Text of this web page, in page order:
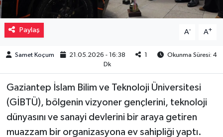
Paylaş A- A+
Samet Koçum 21.05.2026 - 16:38 1
Okunma Süresi: 4
Dk
Gaziantep İslam Bilim ve Teknoloji Üniversitesi
(GİBTÜ), bölgenin vizyoner gençlerini, teknoloji
dünyasını ve sanayi devlerini bir araya getiren
muazzam bir organizasyona ev sahipliği yaptı.
Sağlık
Sinemalar
Siyaset
Spor
Teknoloji
Türkiye